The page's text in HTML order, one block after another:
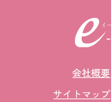
会社概要
サイトマップ